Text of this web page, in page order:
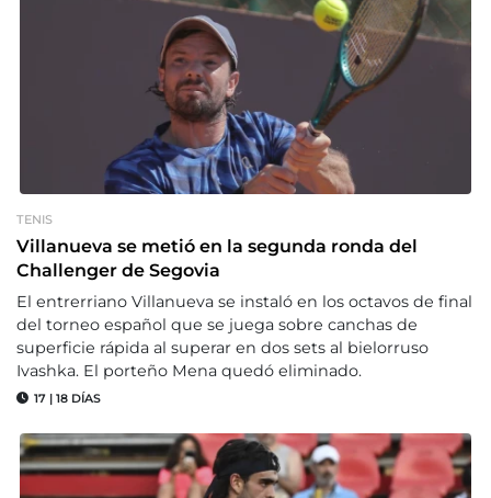
TENIS
Villanueva se metió en la segunda ronda del
Challenger de Segovia
El entrerriano Villanueva se instaló en los octavos de final
del torneo español que se juega sobre canchas de
superficie rápida al superar en dos sets al bielorruso
Ivashka. El porteño Mena quedó eliminado.
17 | 18 DÍAS